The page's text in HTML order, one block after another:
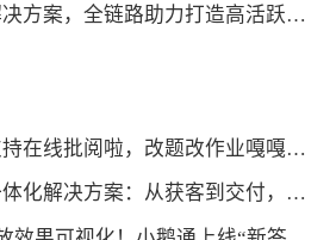
1.小鹅通兴趣行业解决方案，全链路助力打造高活跃用户生态！
4.效率拉满！图片支持在线批阅啦，改题改作业嘎嘎好用~
5.小鹅通培训行业一体化解决方案：从获客到交付，帮你打通增长全链路！